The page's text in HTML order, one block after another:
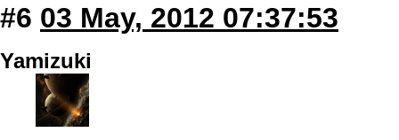
#6 03 May, 2012 07:37:53
Yamizuki